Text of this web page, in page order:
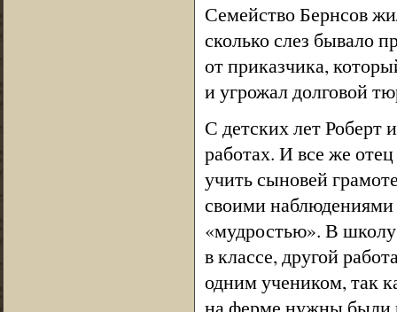
Семейство Бернсов
сколько слез бывало
от приказчика,
и угрожал долговой
С детских лет Роберт
работах. И все же
учить сыновей
своими
«мудростью». В школу
в классе, другой
одним учеником, так